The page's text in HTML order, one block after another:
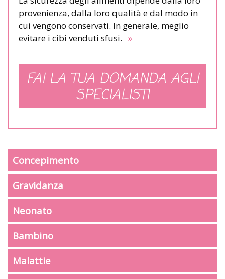
provenienza, dalla loro qualità e dal modo in
cui vengono conservati. In generale, meglio
evitare i cibi venduti sfusi. »
FAI LA TUA DOMANDA AGLI
SPECIALISTI
Concepimento
Gravidanza
Neonato
Bambino
Malattie